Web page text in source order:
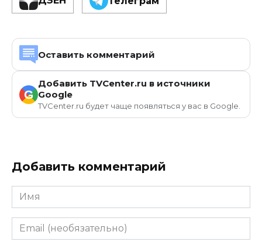
Оставить комментарий
G
Добавить TVCenter.ru в источники
Google
TVCenter.ru будет чаще появляться у вас в Google.
Добавить комментарий
Имя
Email
(необязательно)